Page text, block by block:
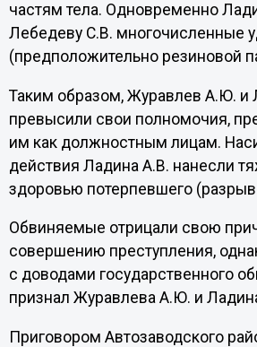
частям тела. Одновременно
Лебедеву С.В. многочисленные
(предположительно резиновой
Таким образом, Журавлев А.Ю. и
превысили свои полномочия,
им как должностным лицам.
действия Ладина А.В. нанесли
здоровью потерпевшего
Обвиняемые отрицали свою
совершению преступления,
с доводами государственного
признал Журавлева А.Ю. и
Приговором Автозаводского